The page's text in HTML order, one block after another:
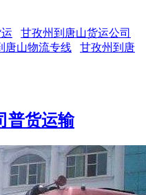
甘孜州到唐山货运公司
唐山物流专线
甘孜州到唐
普货运输